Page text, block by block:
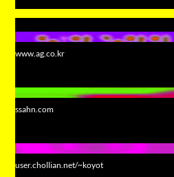
www.ag.co.kr
ssahn.com
user.chollian.net/~koyot